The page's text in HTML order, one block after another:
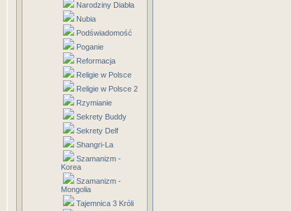
Narodziny Diabła
Nubia
Podświadomość
Poganie
Reformacja
Religie w Polsce
Religie w Polsce 2
Rzymianie
Sekrety Buddy
Sekrety Delf
Shangri-La
Szamanizm -
Korea
Szamanizm -
Mongolia
Tajemnica 3 Króli